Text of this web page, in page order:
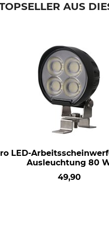
AUS
LED-
Ausleuchtung 80
49,90